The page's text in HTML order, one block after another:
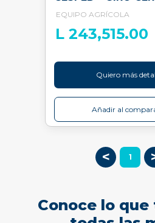
EQUIPO AGRÍCOLA
L 243,515.00
Quiero más
Añadir al
< 1
Conoce lo